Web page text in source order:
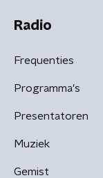
Radio
Frequenties
Programma's
Presentatoren
Muziek
Gemist